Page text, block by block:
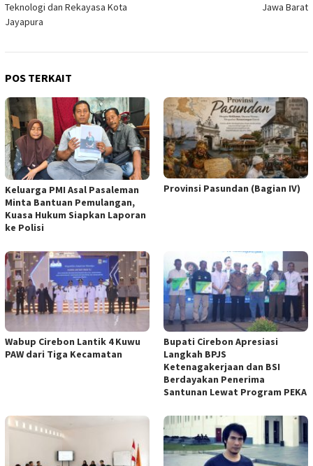
Teknologi dan Rekayasa Kota
Jayapura
Jawa Barat
POS TERKAIT
Keluarga PMI Asal Pasaleman
Minta Bantuan Pemulangan,
Kuasa Hukum Siapkan Laporan
ke Polisi
Provinsi Pasundan (Bagian IV)
Wabup Cirebon Lantik 4 Kuwu
PAW dari Tiga Kecamatan
Bupati Cirebon Apresiasi
Langkah BPJS
Ketenagakerjaan dan BSI
Berdayakan Penerima
Santunan Lewat Program PEKA